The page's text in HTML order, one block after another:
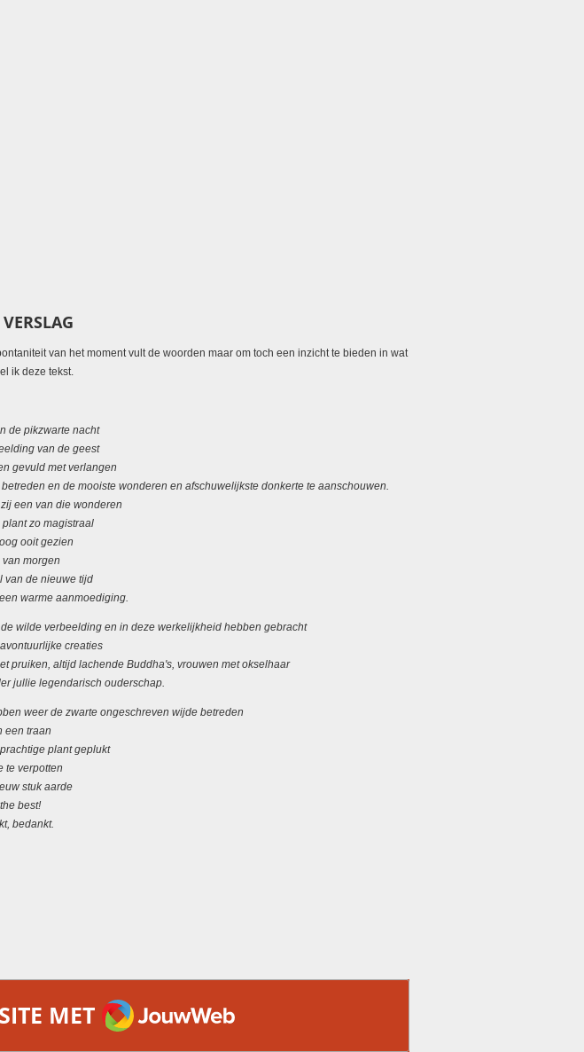
van het moment vult de woorden maar om toch een inzicht te bieden in wat
ik deze tekst.
de pikzwarte nacht
van de geest
gevuld met verlangen
en de mooiste wonderen en afschuwelijkste donkerte te aanschouwen.
een van die wonderen
zo magistraal
ooit gezien
morgen
van de nieuwe tijd
warme aanmoediging.
wilde verbeelding en in deze werkelijkheid hebben gebracht
creaties
pruiken, altijd lachende Buddha's, vrouwen met okselhaar
jullie legendarisch ouderschap.
weer de zwarte ongeschreven wijde betreden
een traan
plant geplukt
te verpotten
stuk aarde
best!
bedankt.
MET JOUWWEB